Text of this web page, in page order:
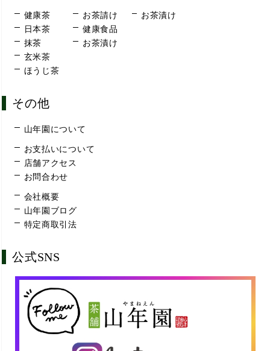
健康茶
日本茶
抹茶
玄米茶
ほうじ茶
お茶請け
健康食品
お茶漬け
お茶漬け
その他
山年園について
お支払いについて
店舗アクセス
お問合わせ
会社概要
山年園ブログ
特定商取引法
公式SNS